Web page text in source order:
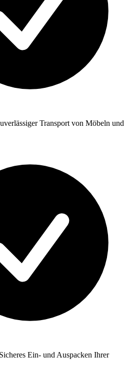
Transport von Möbeln und
Ein- und Auspacken Ihrer